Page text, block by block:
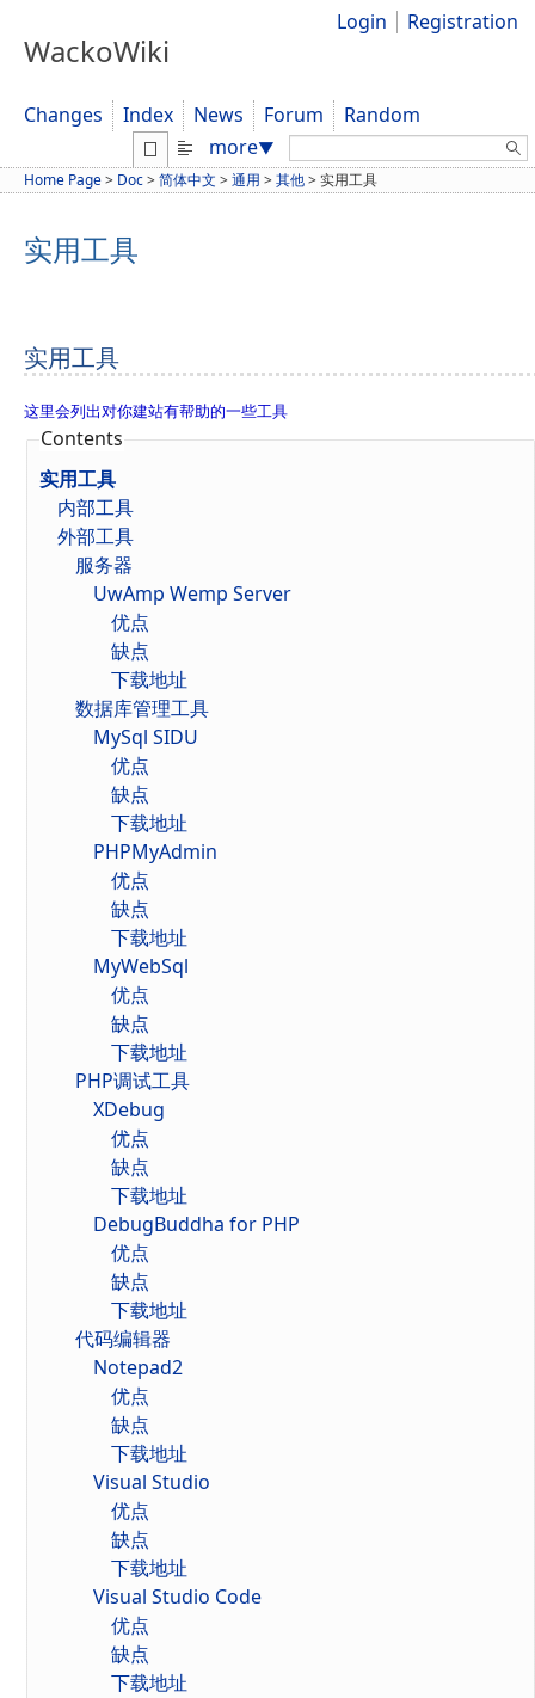
WackoWiki
Login Registration
Changes Index News Forum
Random
more▼ Search:
Home Page> Doc>简体中文 >通用 >其他>实用工具
实用工具
实用工具
这里会列出对你建站有帮助的一些工具
Contents
实用工具
内部工具
外部工具
服务器
UwAmp Wemp Server
优点
缺点
下载地址
数据库管理工具
MySql SIDU
优点
缺点
下载地址
PHPMyAdmin
优点
缺点
下载地址
MyWebSql
优点
缺点
下载地址
PHP调试工具
XDebug
优点
缺点
下载地址
DebugBuddha for PHP
优点
缺点
下载地址
代码编辑器
Notepad2
优点
缺点
下载地址
Visual Studio
优点
缺点
下载地址
Visual Studio Code
优点
缺点
下载地址